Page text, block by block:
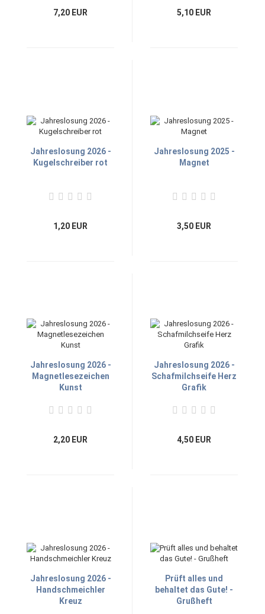
7,20 EUR 5,10 EUR
Jahreslosung 2026 -
Kugelschreiber rot
1,20 EUR
Jahreslosung 2025 -
Magnet
3,50 EUR
Jahreslosung 2026 -
Magnetlesezeichen
Kunst
2,20 EUR
Jahreslosung 2026 -
Schafmilchseife Herz
Grafik
4,50 EUR
Jahreslosung 2026 -
Handschmeichler
Kreuz
Prüft alles und
behaltet das Gute! -
Grußheft